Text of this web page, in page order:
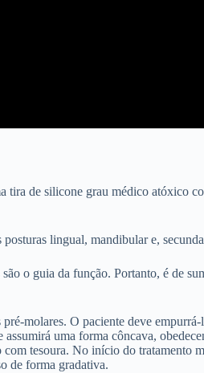
de silicone grau médico atóxico
lingual, mandibular e,
o guia da função. Portanto, é de
molares. O paciente deve
uma forma côncava,
tesoura. No início do tratamento
de forma gradativa.